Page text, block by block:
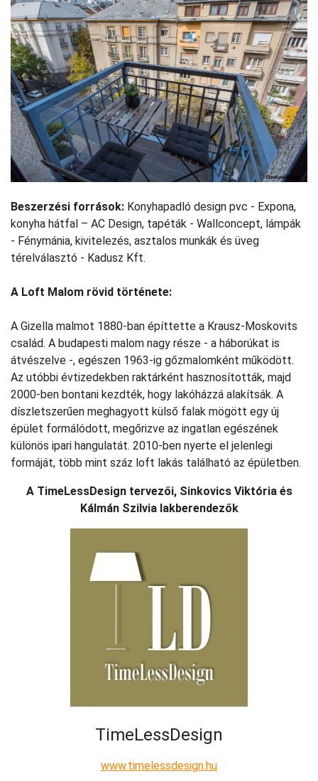
Beszerzési források: Konyhapadló design pvc - Expona,
konyha hátfal – AC Design, tapéták - Wallconcept, lámpák
- Fénymánia, kivitelezés, asztalos munkák és üveg
térelválasztó - Kadusz Kft.
A Loft Malom rövid története:
A Gizella malmot 1880-ban építtette a Krausz-Moskovits
család. A budapesti malom nagy része - a háborúkat is
átvészelve -, egészen 1963-ig gőzmalomként működött.
Az utóbbi évtizedekben raktárként hasznosították, majd
2000-ben bontani kezdték, hogy lakóházzá alakítsák. A
díszletszerűen meghagyott külső falak mögött egy új
épület formálódott, megőrizve az ingatlan egészének
különös ipari hangulatát. 2010-ben nyerte el jelenlegi
formáját, több mint száz loft lakás található az épületben.
A TimeLessDesign tervezői, Sinkovics Viktória és
Kálmán Szilvia lakberendezők
TimeLessDesign
www.timelessdesign.hu